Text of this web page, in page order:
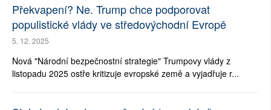
Překvapení? Ne. Trump chce podporovat
populistické vlády ve středovýchodní Evropě
5. 12. 2025
Nová "Národní bezpečnostní strategie" Trumpovy vlády z
listopadu 2025 ostře kritizuje evropské země a vyjadřuje r...